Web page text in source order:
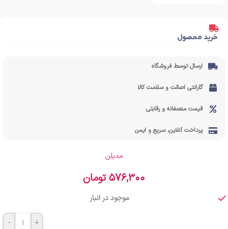
خرید محصول
ارسال توسط فروشگاه
گارانتی اصالت و سلامت کالا
قیمت منصفانه و رقابتی
پرداخت آنلاین، سریع و ایمن
مدیلن
576,300 تومان
موجود در انبار
- +